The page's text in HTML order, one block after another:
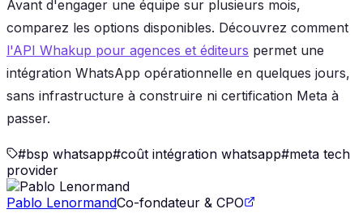
Avant d'engager une équipe sur plusieurs mois,
comparez les options disponibles. Découvrez comment
l'API Whakup pour agences et éditeurs permet une
intégration WhatsApp opérationnelle en quelques jours,
sans infrastructure à construire ni certification Meta à
passer.
#bsp whatsapp#coût intégration whatsapp#meta tech
provider
Pablo LenormandCo-fondateur & CPO